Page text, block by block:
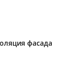
фасада